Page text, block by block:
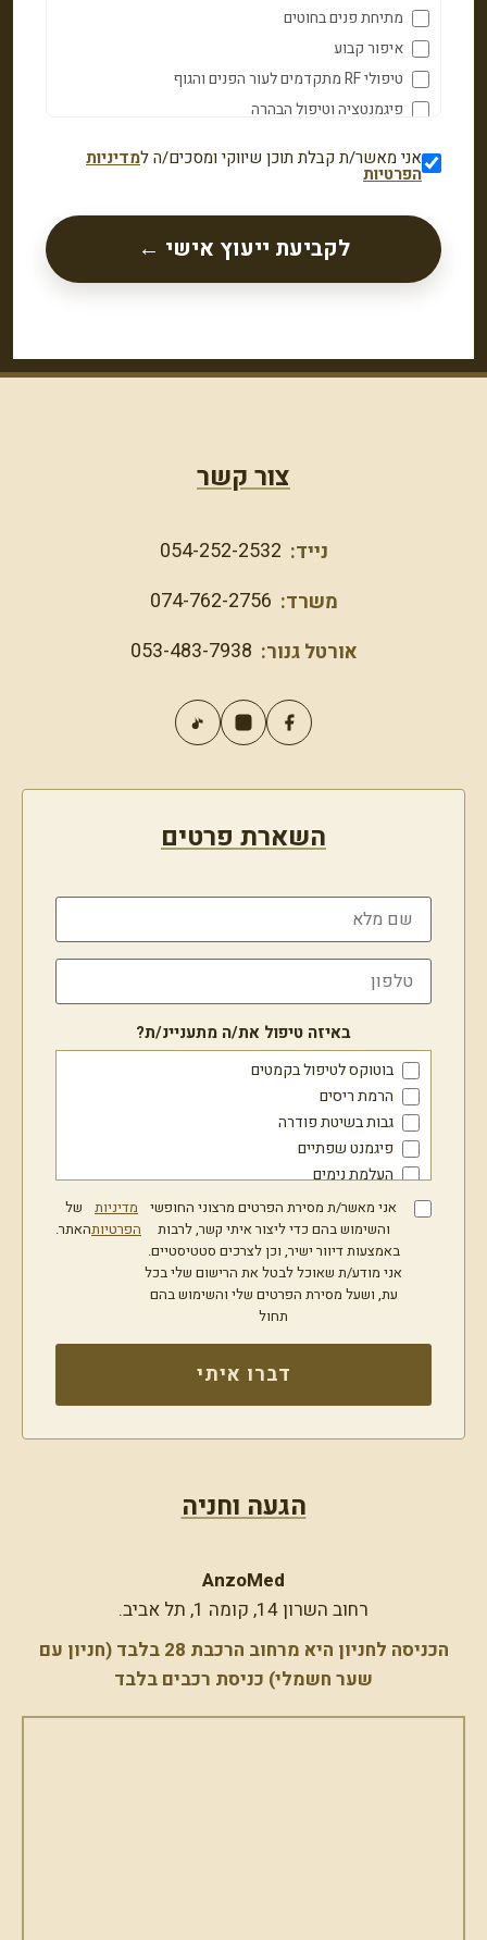
מתיחת פנים בחוטים
איפור קבוע
טיפולי RF מתקדמים לעור הפנים והגוף
פיגמנטציה וטיפול הבהרה
טיפול בצלקות ואקנה פעיל
קו לסת וסנטר
הרמת צוואר
טיפול בשקעי עיניים
מיצוק זרועות
מיצוק ושיפור מרקם הדקולטה
איפור קבוע – סימטריה ומראה טבעי
אני מאשר/ת קבלת תוכן שיווקי ומסכים/ה למדיניות
הפרטיות
לקביעת ייעוץ אישי ←
צור קשר
נייד: 054-252-2532
משרד: 074-762-2756
אורטל גנור: 053-483-7938
השארת פרטים
באיזה טיפול את/ה מתעניינ/ת?
בוטוקס לטיפול בקמטים
הרמת ריסים
גבות בשיטת פודרה
פיגמנט שפתיים
העלמת נימים
מתיחת פנים בחוטים
איפור קבוע
טיפולי RF מתקדמים לעור הפנים והגוף
פיגמנטציה וטיפול הבהרה
סקין בוסטר
עיצוב עצמות לחיים
קו לסת וסנטר
פיסול אף
טיפול בשקעי עיניים
עיניים עייפות
PRP – תהליך טבעי לשיער בריא
הצערת כפות הידיים
מיצוק וחידוש הצוואר
אני מאשר/ת מסירת הפרטים מרצוני החופשי
והשימוש בהם כדי ליצור איתי קשר, לרבות
באמצעות דיוור ישיר, וכן לצרכים סטטיסטיים.
אני מודע/ת שאוכל לבטל את הרישום שלי בכל
עת, ושעל מסירת הפרטים שלי והשימוש בהם
תחול
מדיניות
הפרטיות
של
האתר.
דברו איתי
הגעה וחניה
AnzoMed
רחוב השרון 14, קומה 1, תל אביב.
הכניסה לחניון היא מרחוב הרכבת 28 בלבד (חניון עם
שער חשמלי) כניסת רכבים בלבד